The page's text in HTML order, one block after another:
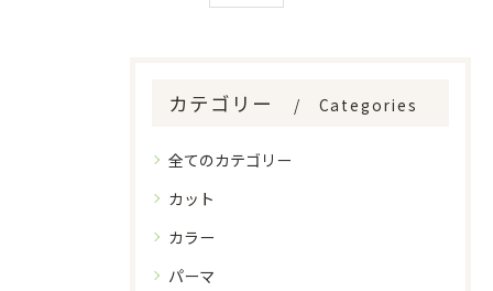
カテゴリー Categories
全てのカテゴリー
カット
カラー
パーマ